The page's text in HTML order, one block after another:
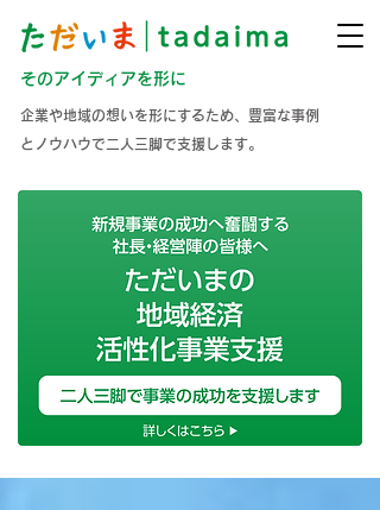
そのアイディアを形に
企業や地域の想いを形にするため、豊富な事例
とノウハウで二人三脚で支援します。